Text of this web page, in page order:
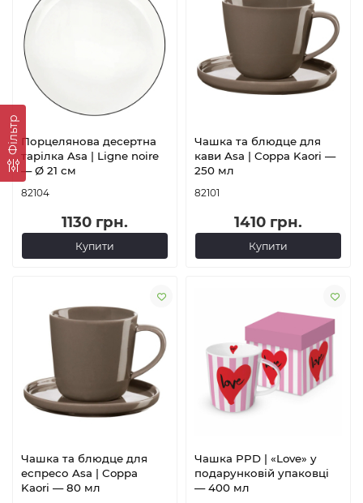
Фільтр Порцелянова десертна
тарілка Asa | Ligne noire
— Ø 21 см
82104
1130 грн.
Купити
Чашка та блюдце для
кави Asa | Coppa Kaori —
250 мл
82101
1410 грн.
Купити
Чашка та блюдце для
еспресо Asa | Coppa
Kaori — 80 мл
Чашка PPD | «Love» у
подарунковій упаковці
— 400 мл